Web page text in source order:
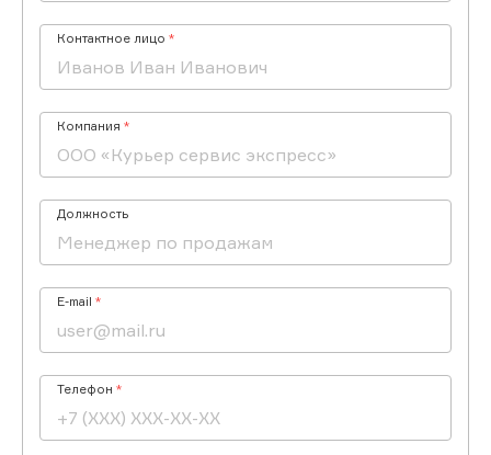
Контактное лицо
Компания
Должность
E-mail
Телефон